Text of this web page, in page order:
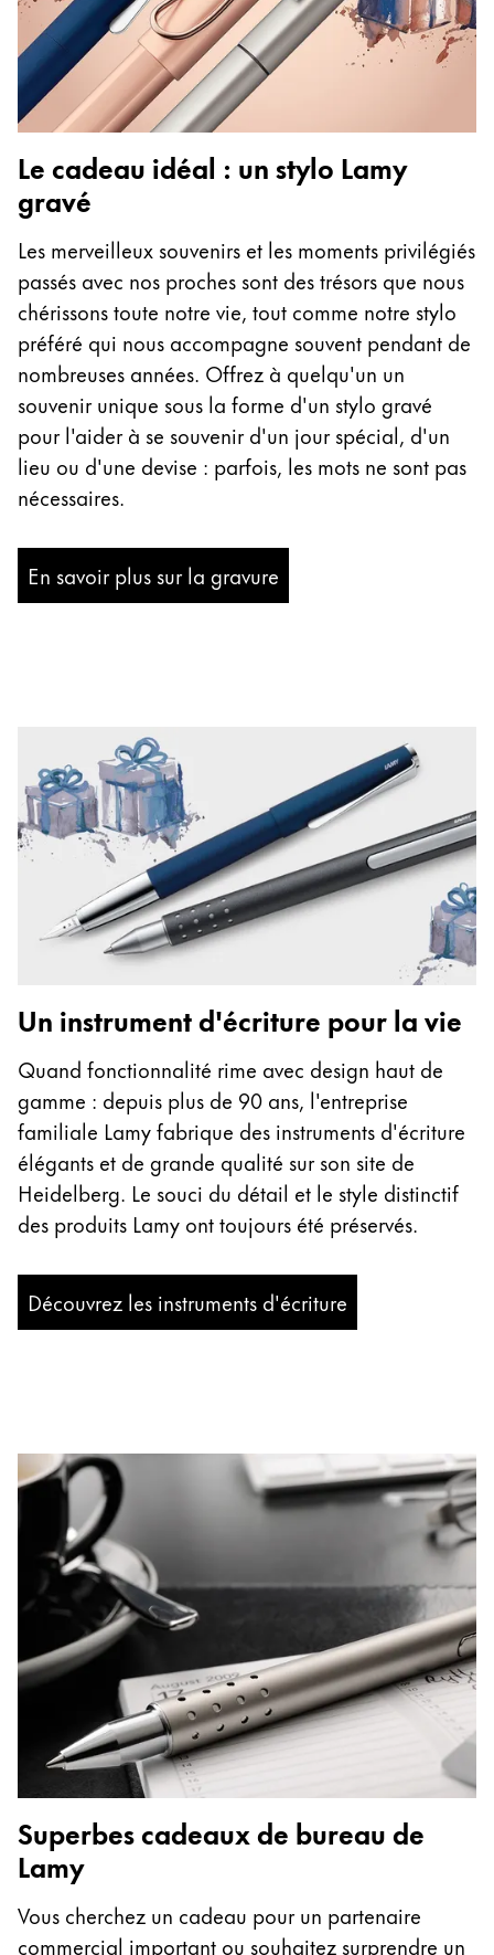
Le cadeau idéal : un stylo Lamy
gravé
Les merveilleux souvenirs et les moments privilégiés
passés avec nos proches sont des trésors que nous
chérissons toute notre vie, tout comme notre stylo
préféré qui nous accompagne souvent pendant de
nombreuses années. Offrez à quelqu'un un
souvenir unique sous la forme d'un stylo gravé
pour l'aider à se souvenir d'un jour spécial, d'un
lieu ou d'une devise : parfois, les mots ne sont pas
nécessaires.
En savoir plus sur la gravure
Un instrument d'écriture pour la vie
Quand fonctionnalité rime avec design haut de
gamme : depuis plus de 90 ans, l'entreprise
familiale Lamy fabrique des instruments d'écriture
élégants et de grande qualité sur son site de
Heidelberg. Le souci du détail et le style distinctif
des produits Lamy ont toujours été préservés.
Découvrez les instruments d'écriture
Superbes cadeaux de bureau de
Lamy
Vous cherchez un cadeau pour un partenaire
commercial important ou souhaitez surprendre un